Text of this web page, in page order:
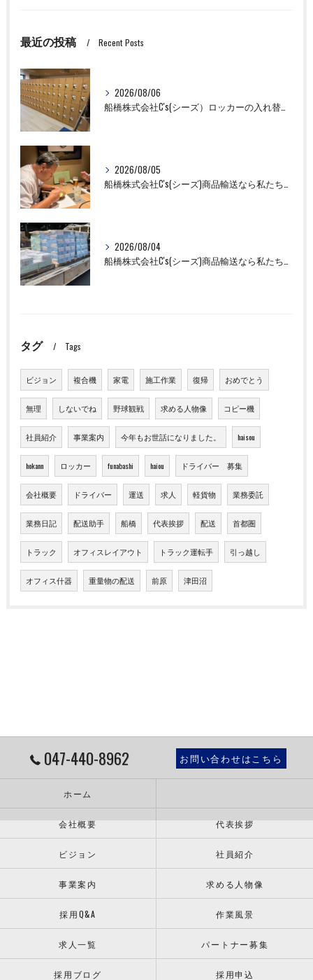
最近の投稿 Recent Posts
2026/08/06
船橋株式会社C's(シーズ）ロッカーの入れ替え作業も全国対応お任せ下さい！
2026/08/05
船橋株式会社C's(シーズ)商品輸送なら私たちにお任せください！お取引先様との交流を深めました！
2026/08/04
船橋株式会社C's(シーズ)商品輸送なら私たちにお任せください！
タグ Tags
ビジョン 複合機 家電 施工作業 復帰 おめでとう
無理 しないでね 野球観戦 求める人物像 コピー機
社員紹介 事業案内 今年もお世話になりました。 haisou
hokann ロッカー funabashi haiou ドライバー 募集
会社概要 ドライバー 運送 求人 軽貨物 業務委託
業務日記 配送助手 船橋 代表挨拶 配送 首都圏
トラック オフィスレイアウト トラック運転手 引っ越し
オフィス什器 重量物の配送 前原 津田沼
047-440-8962 お問い合わせはこちら
ホーム
会社概要 代表挨拶
ビジョン 社員紹介
事業案内 求める人物像
採用Q&A 作業風景
求人一覧 パートナー募集
採用ブログ 採用申込